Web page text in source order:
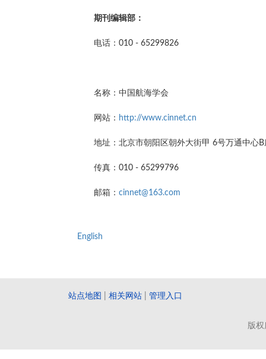
期刊编辑部：
电话：010 - 65299826
名称：中国航海学会
网站： http://www.cinnet.cn
地址：北京市朝阳区朝外大街甲 6号万通中心
传真：010 - 65299796
邮箱： cinnet@163.com
English
站点地图 相关网站 管理入口
版